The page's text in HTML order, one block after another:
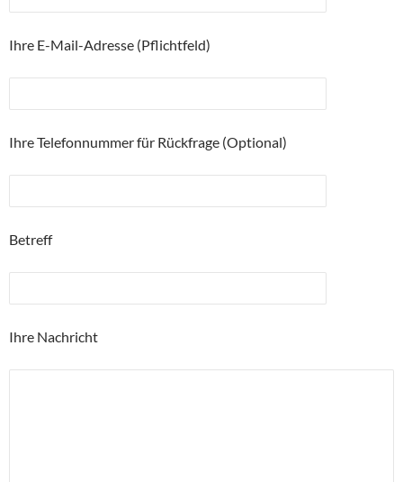
Ihre E-Mail-Adresse (Pflichtfeld)
Ihre Telefonnummer für Rückfrage (Optional)
Betreff
Ihre Nachricht